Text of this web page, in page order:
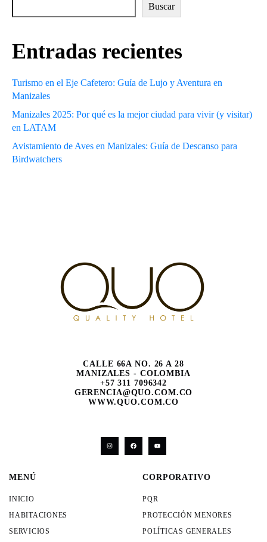
Buscar
Entradas recientes
Turismo en el Eje Cafetero: Guía de Lujo y Aventura en
Manizales
Manizales 2025: Por qué es la mejor ciudad para vivir (y visitar)
en LATAM
Avistamiento de Aves en Manizales: Guía de Descanso para
Birdwatchers
CALLE 66A NO. 26 A 28
MANIZALES - COLOMBIA
+57 311 7096342
GERENCIA@QUO.COM.CO
WWW.QUO.COM.CO
MENÚ
INICIO
HABITACIONES
SERVICIOS
CORPORATIVO
PQR
PROTECCIÓN MENORES
POLÍTICAS GENERALES